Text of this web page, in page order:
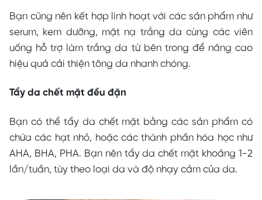
Bạn cũng nên kết hợp linh hoạt với các sản phẩm như
serum, kem dưỡng, mặt nạ trắng da cùng các viên
uống hỗ trợ làm trắng da từ bên trong để nâng cao
hiệu quả cải thiện tông da nhanh chóng.
Tẩy da chết mặt đều đặn
Bạn có thể tẩy da chết mặt bằng các sản phẩm có
chứa các hạt nhỏ, hoặc các thành phần hóa học như
AHA, BHA, PHA. Bạn nên tẩy da chết mặt khoảng 1-2
lần/tuần, tùy theo loại da và độ nhạy cảm của da.